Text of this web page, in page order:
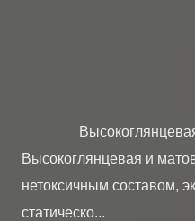
Высокоглянцевая и
нетоксичным составом,
статическо...